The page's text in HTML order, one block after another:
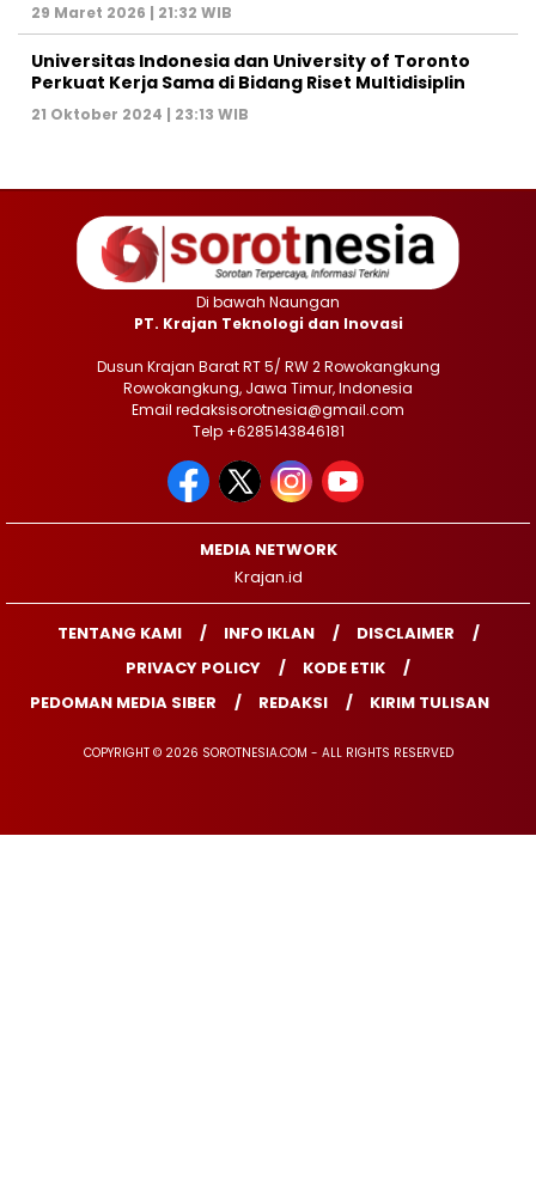
29 Maret 2026 | 21:32 WIB
Universitas Indonesia dan University of Toronto
Perkuat Kerja Sama di Bidang Riset Multidisiplin
21 Oktober 2024 | 23:13 WIB
Di bawah Naungan
PT. Krajan Teknologi dan Inovasi
Dusun Krajan Barat RT 5/ RW 2 Rowokangkung
Rowokangkung, Jawa Timur, Indonesia
Email redaksisorotnesia@gmail.com
Telp +6285143846181
MEDIA NETWORK
Krajan.id
TENTANG KAMI INFO IKLAN
DISCLAIMER
PRIVACY POLICY
KODE ETIK
PEDOMAN MEDIA SIBER
REDAKSI KIRIM TULISAN
COPYRIGHT © 2026 SOROTNESIA.COM - ALL RIGHTS RESERVED